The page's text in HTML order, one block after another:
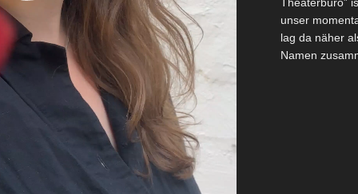
unser
lag da näher
Namen